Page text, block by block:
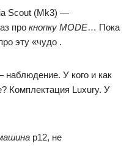
Scout (Mk3) —
про кнопку MODE… Пока
эту «чудо .
У кого и как
Комплектация Luxury. У
p12, не